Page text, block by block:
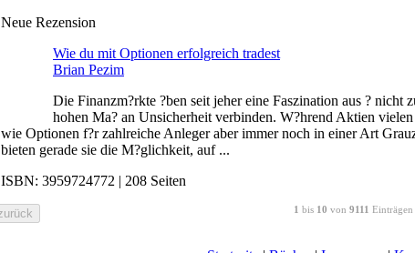
Neue Rezension
Wie du mit Optionen erfolgreich tradest
Brian Pezim
Die Finanzm?rkte ?ben seit jeher eine Faszination aus ?
hohen Ma? an Unsicherheit verbinden. W?hrend Aktien
wie Optionen f?r zahlreiche Anleger aber immer noch in einer Art
bieten gerade sie die M?glichkeit, auf ...
ISBN: 3959724772 | 208 Seiten
1 bis 10 von 9111 Einträgen